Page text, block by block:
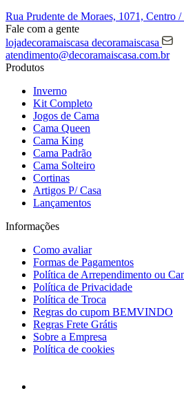
Rua Prudente de Moraes, 1071, Centro
Fale com a gente
lojadecoramaiscasa decoramaiscasa
atendimento@decoramaiscasa.com.br
Produtos
Inverno
Kit Completo
Jogos de Cama
Cama Queen
Cama King
Cama Padrão
Cama Solteiro
Cortinas
Artigos P/ Casa
Lançamentos
Informações
Como avaliar
Formas de Pagamentos
Política de Arrependimento ou
Política de Privacidade
Política de Troca
Regras do cupom BEMVINDO
Regras Frete Grátis
Sobre a Empresa
Política de cookies